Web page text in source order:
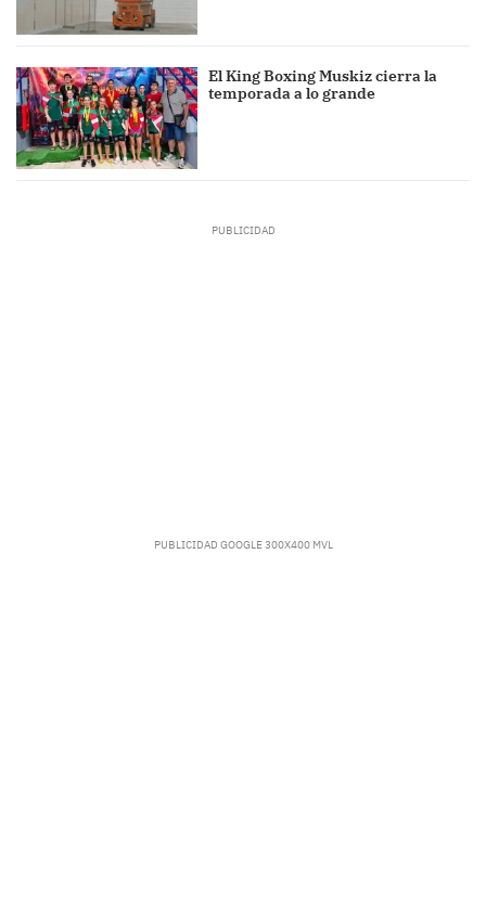
El King Boxing Muskiz cierra la
temporada a lo grande